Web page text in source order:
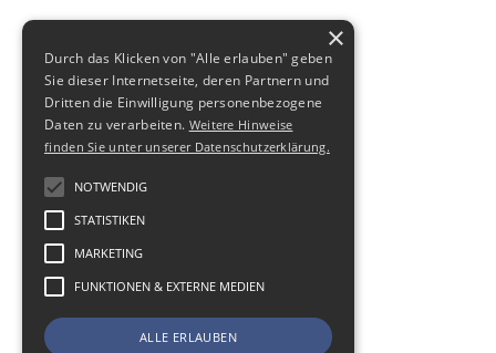
×
Durch das Klicken von "Alle erlauben" geben
Sie dieser Internetseite, deren Partnern und
Dritten die Einwilligung personenbezogene
Daten zu verarbeiten. Weitere Hinweise
finden Sie unter unserer Datenschutzerklärung.
NOTWENDIG
STATISTIKEN
MARKETING
FUNKTIONEN & EXTERNE MEDIEN
ALLE ERLAUBEN